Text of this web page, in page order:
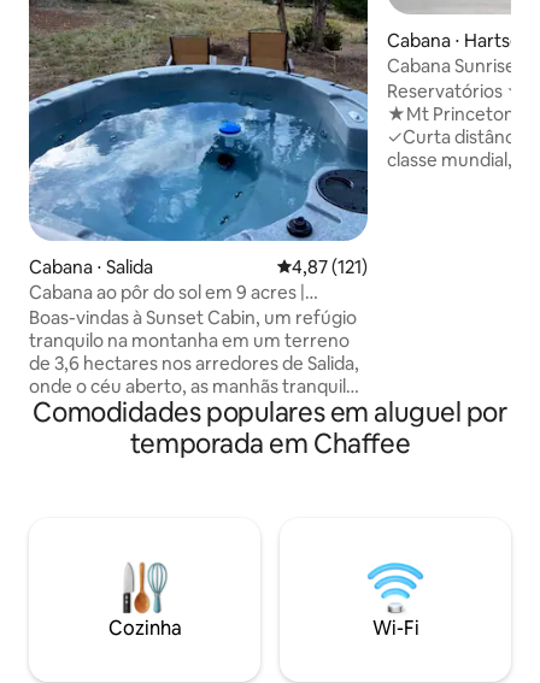
Cabana ⋅ Salida 4,87 de uma avaliação média de
4,87 (121)
Cabana ao pôr do sol em 9 acres |
Banheira de hidromassagem e vista para
a montanha
Boas-vindas à Sunset Cabin, um refúgio
tranquilo na montanha em um terreno
de 3,6 hectares nos arredores de Salida,
onde o céu aberto, as manhãs tranquilas
e o pôr do sol inesquecível fazem parte
da experiência. Comece o dia com um
café no deck, passe as tardes
sob um céu repleto de estrelas. Reserve
sua estadia no Sunset Cabin e desfrute
das montanhas do Colorado da maneira
que elas foram feitas para serem
Cabana ⋅ Hartsel
Cabana Sunrise
para a
Banheira de
Reservatórios
★Mt Princeton
✓Curta distância
classe mundial,
✓Cozinha
rápida. Entrada
Comodidades populares em aluguel por
temporada em Chaffee
Cozinha Wi-Fi